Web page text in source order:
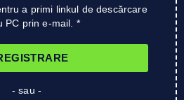
a primi linkul de descărcare
PC prin e-mail. *
- sau -